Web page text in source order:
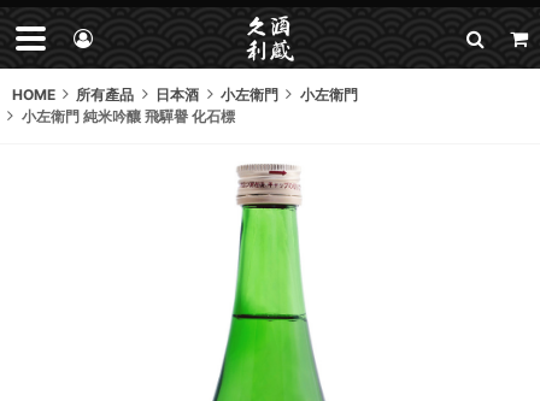
HOME 所有產品 日本酒 小左衛門
小左衛門
小左衛門 純米吟釀 飛驒譽 化石標